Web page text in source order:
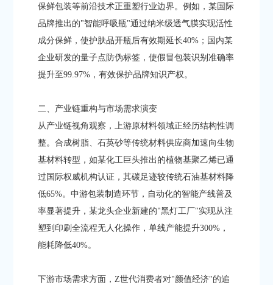
保鲜包装等前沿技术正重塑行业边界。例如，某国际
品牌推出的"智能呼吸瓶"通过纳米级透气膜实现活性
成分保鲜，使护肤品开瓶后有效期延长40%；国内某
企业研发的量子点防伪标签，使假冒包装识别准确率
提升至99.97%，有效保护品牌知识产权。
二、产业链重构与市场需求演变
从产业链视角观察，上游原材料领域正经历结构性调
整。合成树脂、石英砂等传统材料供应商加速向生物
基材料转型，如某化工巨头推出的植物基聚乙烯已通
过国际权威机构认证，其碳足迹较传统石油基材料降
低65%。中游包装制造环节，自动化的智能产线普及
率显著提升，某龙头企业新建的"黑灯工厂"实现从注
塑到印刷全流程无人化操作，单线产能提升300%，
能耗降低40%。
下游市场需求方面，Z世代消费者对"颜值经济"的追